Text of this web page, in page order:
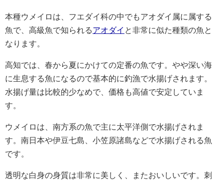
本種ウメイロは、フエダイ科の中でもアオダイ属に属する
魚で、高級魚で知られるアオダイ と非常に似た種類の魚と
なります。
高知では、春から夏にかけての定番の魚です。やや深い海
に生息する魚になるので基本的に釣漁で水揚げされます。
水揚げ量は比較的少なめで、価格も高値で安定していま
す。
ウメイロは、南方系の魚で主に太平洋側で水揚げされま
す。南日本や伊豆七島、小笠原諸島などで水揚げされる魚
です。
透明な白身の身質は非常に美しく、またおいしいです。刺